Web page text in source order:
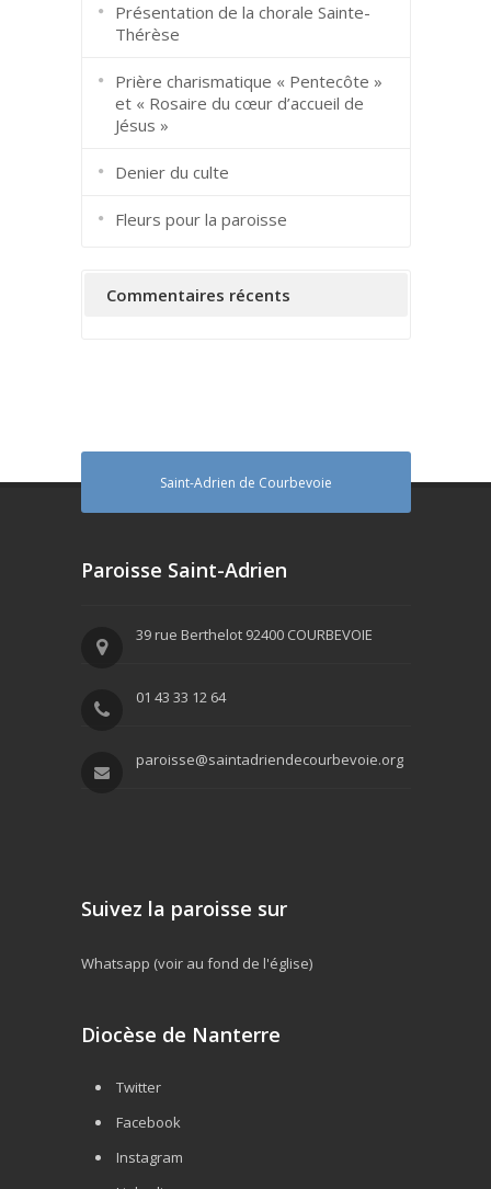
Présentation de la chorale Sainte-
Thérèse
Prière charismatique « Pentecôte »
et « Rosaire du cœur d’accueil de
Jésus »
Denier du culte
Fleurs pour la paroisse
Commentaires récents
Saint-Adrien de Courbevoie
Paroisse Saint-Adrien
39 rue Berthelot 92400 COURBEVOIE
01 43 33 12 64
paroisse@saintadriendecourbevoie.org
Suivez la paroisse sur
Whatsapp (voir au fond de l'église)
Diocèse de Nanterre
Twitter
Facebook
Instagram